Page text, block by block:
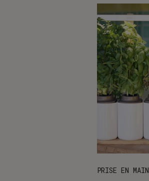
PRISE EN MAIN